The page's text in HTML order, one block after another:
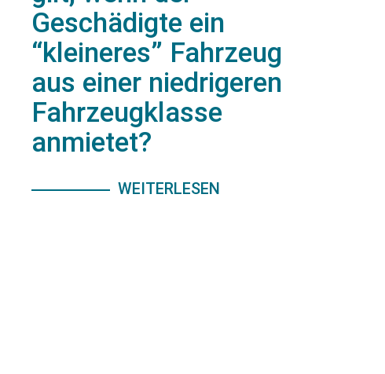
Geschädigte ein
“kleineres” Fahrzeug
aus einer niedrigeren
Fahrzeugklasse
anmietet?
WEITERLESEN